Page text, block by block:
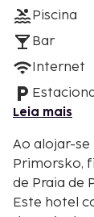
Piscina
Bar
Internet
Leia mais
Ao alojar-se
Primorsko,
de Praia de
Este hotel